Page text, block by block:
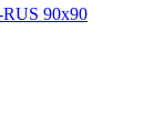
90x90